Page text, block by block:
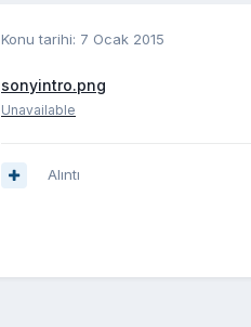
Konu tarihi: 7 Ocak 2015
sonyintro.png
Unavailable
Alıntı